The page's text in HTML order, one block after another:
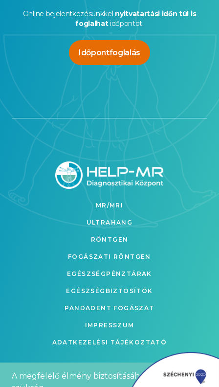
Online bejelentkezésünkkel nyitvatartási időn túl is
foglalhatidőpontot.
Időpontfoglalás
MR/MRI
ULTRAHANG
RÖNTGEN
FOGÁSZATI RÖNTGEN
EGÉSZSÉGPÉNZTÁRAK
EGÉSZSÉGBIZTOSÍTÓK
PANDADENT FOGÁSZAT
IMPRESSZUM
ADATKEZELÉSI TÁJÉKOZTATÓ
A megfelelő élmény biztosításához sütikre van